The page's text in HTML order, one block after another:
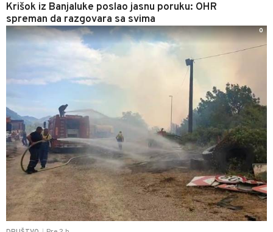
Krišok iz Banjaluke poslao jasnu poruku: OHR
spreman da razgovara sa svima
0